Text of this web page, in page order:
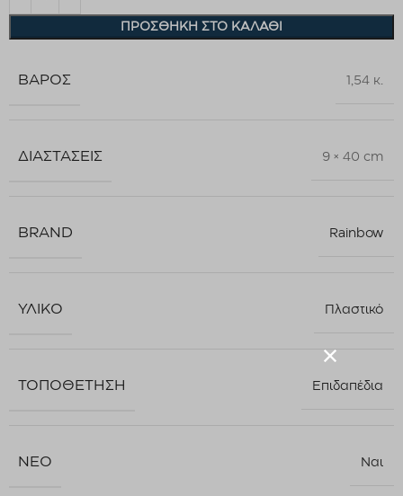
ΠΡΟΣΘΉΚΗ ΣΤΟ ΚΑΛΆΘΙ
ΒΆΡΟΣ 1,54 κ.
ΔΙΑΣΤΆΣΕΙΣ 9 × 40 cm
BRAND Rainbow
ΥΛΙΚΌ Πλαστικό
ΤΟΠΟΘΈΤΗΣΗ Επιδαπέδια
ΝΈΟ Ναι